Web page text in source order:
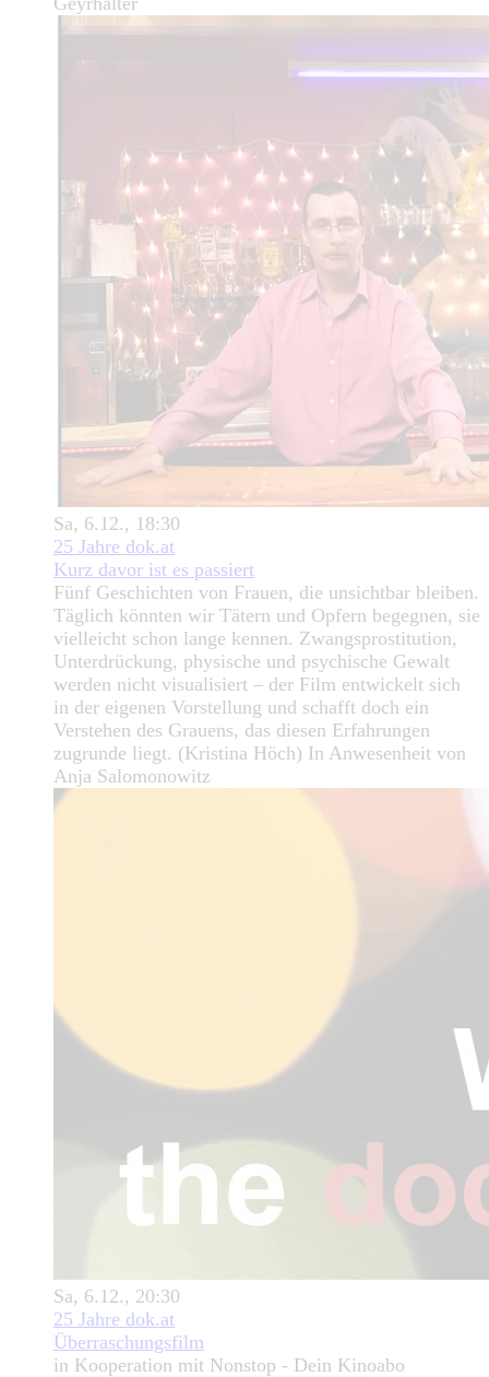
Sa, 6.12., 18:30
25 Jahre dok.at
Kurz davor ist es passiert
Fünf Geschichten von Frauen, die unsichtbar bleiben.
Täglich könnten wir Tätern und Opfern begegnen, sie
vielleicht schon lange kennen. Zwangsprostitution,
Unterdrückung, physische und psychische Gewalt
werden nicht visualisiert – der Film entwickelt sich
in der eigenen Vorstellung und schafft doch ein
Verstehen des Grauens, das diesen Erfahrungen
zugrunde liegt. (Kristina Höch) In Anwesenheit von
Anja Salomonowitz
Sa, 6.12., 20:30
25 Jahre dok.at
Überraschungsfilm
in Kooperation mit Nonstop - Dein Kinoabo